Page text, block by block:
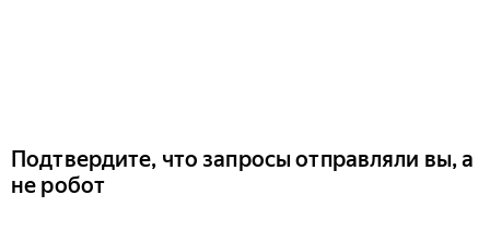
Подтвердите, что запросы отправляли вы, а
не робот